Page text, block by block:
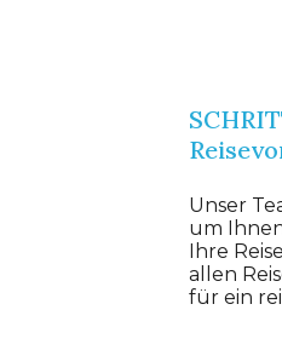
Unser
um
Ihre
allen
für ein